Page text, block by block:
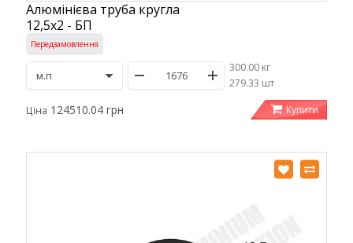
Алюмінієва труба кругла
12,5х2 - БП
Передзамовлення
300.00 кг
/279.33 шт
Ціна 124510.04 грн Купити